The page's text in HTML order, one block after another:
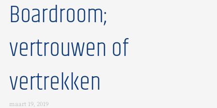
Boardroom;
vertrouwen of
vertrekken
maart 19, 2019